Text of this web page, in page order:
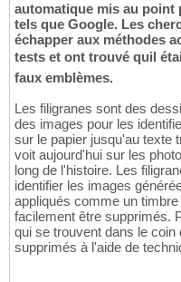
automatique mis au point
tels que Google. Les
échapper aux méthodes
tests et ont trouvé quil
faux emblèmes.
Les filigranes sont des
des images pour les
sur le papier jusqu'au texte
voit aujourd'hui sur les
long de l'histoire. Les
identifier les images
appliqués comme un
facilement être supprimés.
qui se trouvent dans le
supprimés à l'aide de